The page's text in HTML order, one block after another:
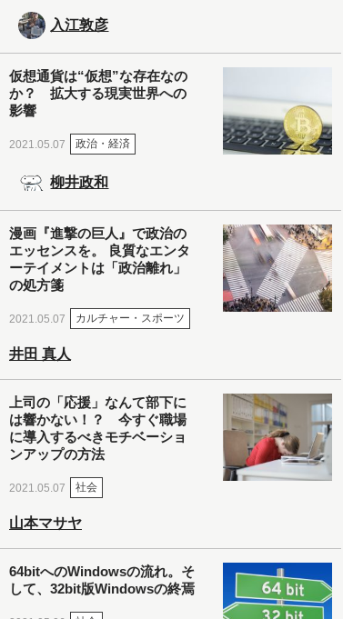
入江敦彦
仮想通貨は“仮想”な存在なの
か？ 拡大する現実世界への
影響
2021.05.07 政治・経済
柳井政和
漫画『進撃の巨人』で政治の
エッセンスを。 良質なエンタ
ーテイメントは「政治離れ」
の処方箋
2021.05.07 カルチャー・スポーツ
井田 真人
上司の「応援」なんて部下に
は響かない！？ 今すぐ職場
に導入するべきモチベーショ
ンアップの方法
2021.05.07 社会
山本マサヤ
64bitへのWindowsの流れ。そ
して、32bit版Windowsの終焉